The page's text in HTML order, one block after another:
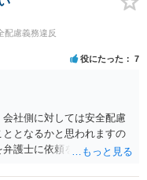
場が弱くなり、相手から持
です。 補足 私のお勧め
か合同労組と呼ばれる労
本当は復職時に加入して
せん。労働組合に入って
決を目指すというのが良
、ご自身で会社と対応し
への依頼を前提とするこ
配慮義務違反
役にたった 7
社側に対しては安全配慮
となるかと思われますの
護士に依頼をされた方が